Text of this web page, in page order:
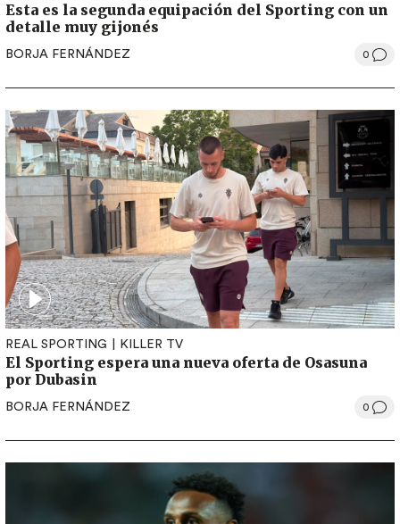
Esta es la segunda equipación del Sporting con un
detalle muy gijonés
BORJA FERNÁNDEZ 0
REAL SPORTING KILLER TV
El Sporting espera una nueva oferta de Osasuna
por Dubasin
BORJA FERNÁNDEZ 0